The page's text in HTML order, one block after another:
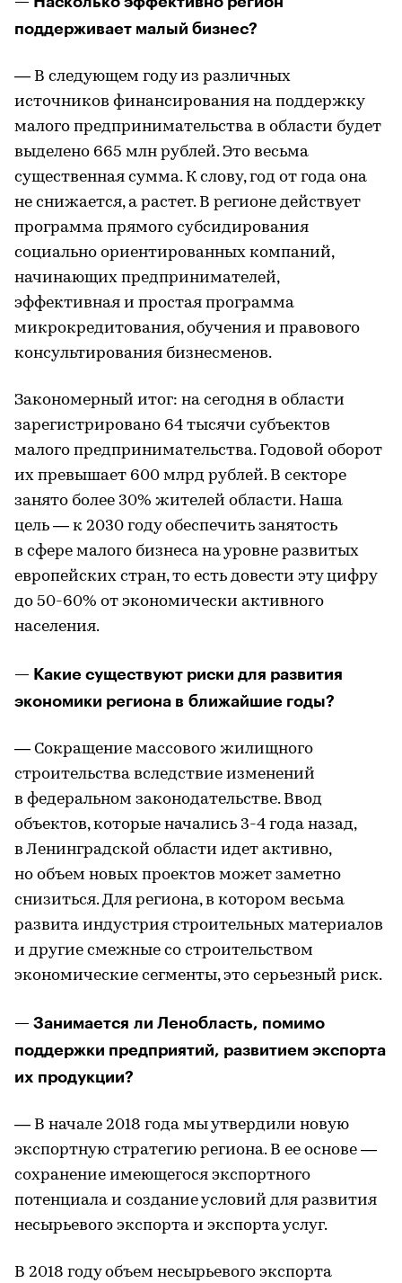
поддерживает малый бизнес?
— В следующем году из различных
источников финансирования на поддержку
малого предпринимательства в области будет
выделено 665 млн рублей. Это весьма
существенная сумма. К слову, год от года она
не снижается, а растет. В регионе действует
программа прямого субсидирования
социально ориентированных компаний,
начинающих предпринимателей,
эффективная и простая программа
микрокредитования, обучения и правового
консультирования бизнесменов.
Закономерный итог: на сегодня в области
зарегистрировано 64 тысячи субъектов
малого предпринимательства. Годовой оборот
их превышает 600 млрд рублей. В секторе
занято более 30% жителей области. Наша
цель — к 2030 году обеспечить занятость
в сфере малого бизнеса на уровне развитых
европейских стран, то есть довести эту цифру
до 50-60% от экономически активного
населения.
— Какие существуют риски для развития
экономики региона в ближайшие годы?
— Сокращение массового жилищного
строительства вследствие изменений
в федеральном законодательстве. Ввод
объектов, которые начались 3-4 года назад,
в Ленинградской области идет активно,
но объем новых проектов может заметно
снизиться. Для региона, в котором весьма
развита индустрия строительных материалов
и другие смежные со строительством
экономические сегменты, это серьезный риск.
— Занимается ли Ленобласть, помимо
поддержки предприятий, развитием экспорта
их продукции?
— В начале 2018 года мы утвердили новую
экспортную стратегию региона. В ее основе —
сохранение имеющегося экспортного
потенциала и создание условий для развития
несырьевого экспорта и экспорта услуг.
В 2018 году объем несырьевого экспорта